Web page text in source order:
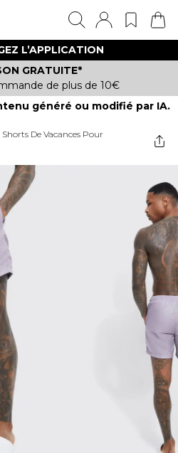
L’APPLICATION
GRATUITE*
de plus de 10€
généré ou modifié par IA.
Shorts De Vacances Pour